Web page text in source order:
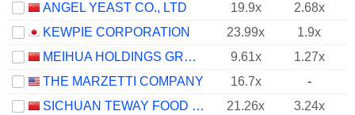
ANGEL YEAST CO., LTD
19.9x
2.68x
KEWPIE CORPORATION
23.99x
1.9x
MEIHUA HOLDINGS GROUP CO.,LTD
9.61x
1.27x
THE MARZETTI COMPANY
16.7x
-
SICHUAN TEWAY FOOD GROUP CO.,LTD
21.26x
3.24x